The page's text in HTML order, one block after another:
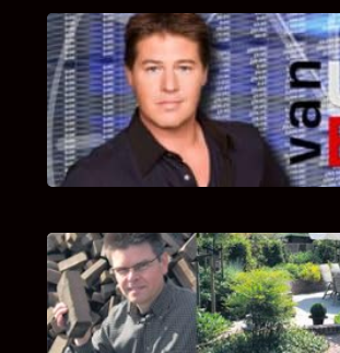
UITSTEL VAN
Bekijk hier de fragmenten van de
van Bricks and Stones aan dit
INTERVIEW MET HANS
Hoe Bricks and Stones ontstaan
Hans Boerema motiveert in de